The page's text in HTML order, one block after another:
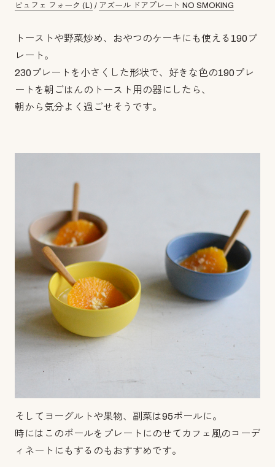
ビュフェ フォーク (L) / アズール ドアプレート NO SMOKING
トーストや野菜炒め、おやつのケーキにも使える190プ
レート。
230プレートを小さくした形状で、好きな色の190プレ
ートを朝ごはんのトースト用の器にしたら、
朝から気分よく過ごせそうです。
そしてヨーグルトや果物、副菜は95ボールに。
時にはこのボールをプレートにのせてカフェ風のコーデ
ィネートにもするのもおすすめです。